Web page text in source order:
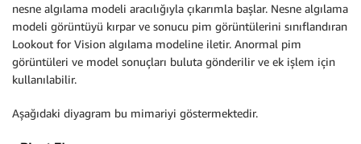
nesne algılama modeli aracılığıyla çıkarımla başlar. Nesne algılama
modeli görüntüyü kırpar ve sonucu pim görüntülerini sınıflandıran
Lookout for Vision algılama modeline iletir. Anormal pim
görüntüleri ve model sonuçları buluta gönderilir ve ek işlem için
kullanılabilir.
Aşağıdaki diyagram bu mimariyi göstermektedir.